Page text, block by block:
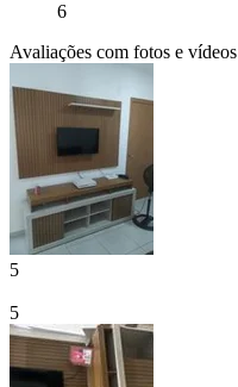
6
Avaliações com fotos e vídeos
5
5